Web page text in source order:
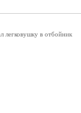
легковушку в отбойник